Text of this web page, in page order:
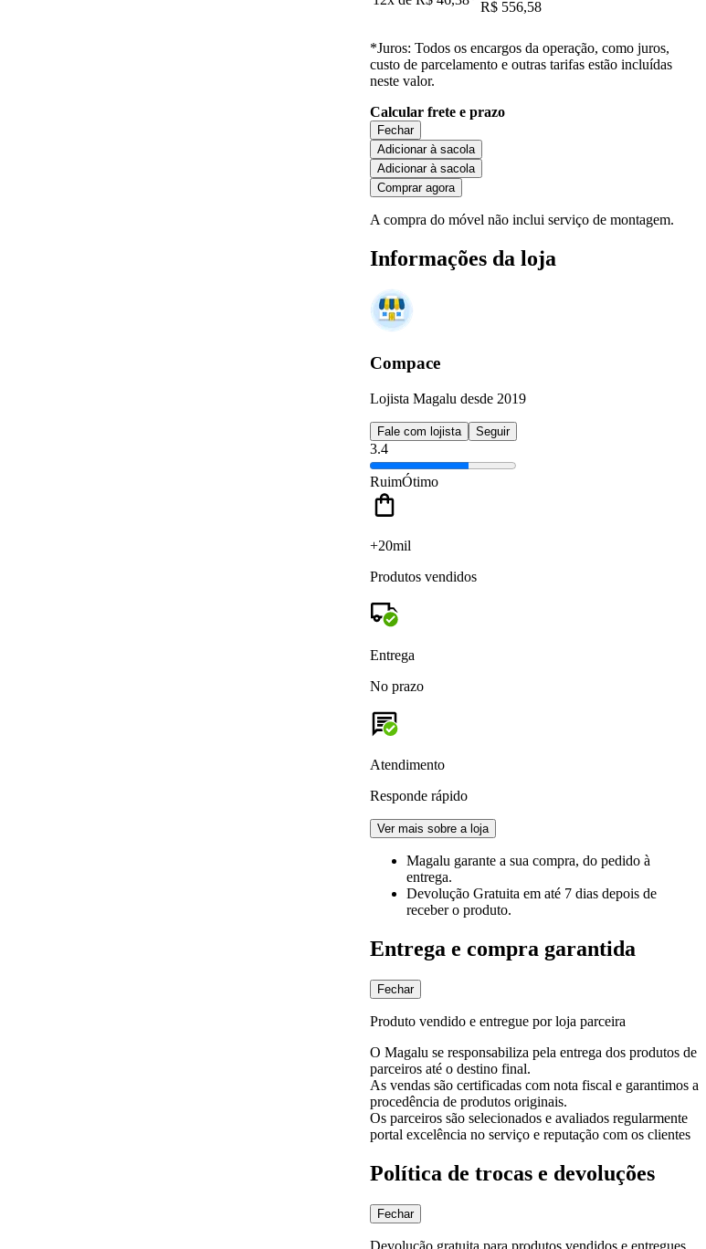
R$ 556,58
*Juros: Todos os encargos da operação, como juros,
custo de parcelamento e outras tarifas estão incluídas
neste valor.
Calcular frete e prazo
Fechar
Adicionar à sacola
Adicionar à sacola
Comprar agora
A compra do móvel não inclui serviço de montagem.
Informações da loja
Compace
Lojista Magalu desde 2019
Fale com lojista Seguir
3.4
RuimÓtimo
+20mil
Produtos vendidos
Entrega
No prazo
Atendimento
Responde rápido
Ver mais sobre a loja
Magalu garante a sua compra, do pedido à
entrega.
Devolução Gratuita em até 7 dias depois de
receber o produto.
Entrega e compra garantida
Fechar
Produto vendido e entregue por loja parceira
O Magalu se responsabiliza pela entrega dos produtos de
parceiros até o destino final.
As vendas são certificadas com nota fiscal e garantimos a
procedência de produtos originais.
Os parceiros são selecionados e avaliados regularmente
portal excelência no serviço e reputação com os clientes
Política de trocas e devoluções
Fechar
Devolução gratuita para produtos vendidos e entregues